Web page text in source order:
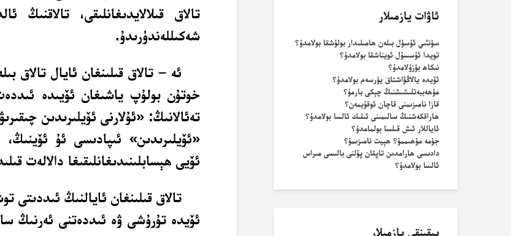
تالاق قىلالايدىغانلىقى، تالاقنىڭ
شەكىللەندۈرىدۇ.
ئە – تالاق قىلىنغان ئايال تالاق
خوتۇن بولۇپ ياشىغان ئۆيىدە
تەئالانىڭ: «ئۇلارنى ئۆيلىرىدىن
«ئۆيلىرىدىن» ئىپادىسى ئۇ
ئۆيى ھېسابلىنىدىغانلىقىغا دالالەت
تالاق قىلىنغان ئايالنىڭ ئىددىتى
ئۆيدە تۇرۇشى ۋە ئىددەتنى ئەرنىڭ
ئاۋات يازمىلار
سۈنئىي ئۇسۇل بىلەن ھامىلىدار بولۇشقا بولامدۇ؟
تويدا ئۇسسۇل ئويناشقا بولامدۇ؟
نىكاھ بۇزۇلامدۇ؟
ئۆيدە يالاڭۋاشتاق يۈرسەم بولامدۇ؟
مۇھەببەتلىشىشنىڭ چېكى بارمۇ؟
قازا نامىزىمنى قاچان ئوقۇيمەن؟
ھاراقكەشنىڭ سالىمىنى ئىلىك ئالسا بولامدۇ؟
ئاياللار ئىش قىلسا بولمامدۇ؟
جۈمە مۇھىممۇ؟ ھېيت نامىزىمۇ؟
دادىسى ھارامدىن تاپقان پۇلنى بالىسى مىراس
ئالسا بولامدۇ؟
يېقىنقى يازمىلار